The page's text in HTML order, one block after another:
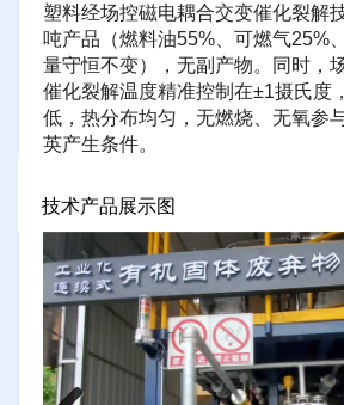
塑料经场控磁电耦合交变催化裂解
吨产品（燃料油55%、可燃气25%
量守恒不变），无副产物。同时，
催化裂解温度精准控制在±1摄氏度
低，热分布均匀，无燃烧、无氧参
英产生条件。
技术产品展示图